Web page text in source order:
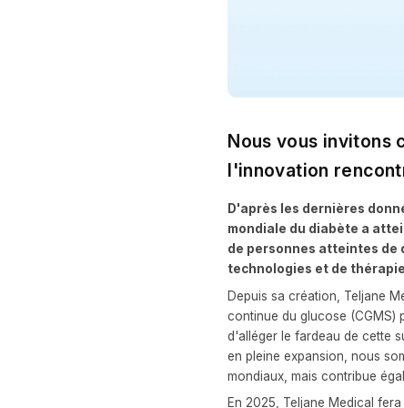
Nous vous invitons
l'innovation
D'après les dernières
mondiale du diabète a
de personnes atteintes de
technologies et de
Depuis sa création, Teljane
continue du glucose (CGMS)
d'alléger le fardeau de cette
en pleine expansion, nous
mondiaux, mais contribue
En 2025, Teljane Medical